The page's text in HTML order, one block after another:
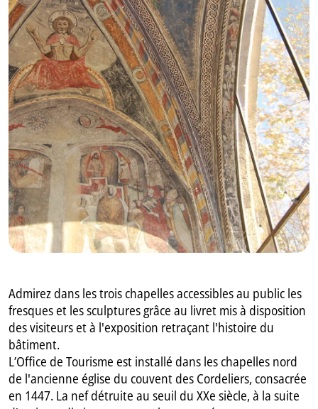
GB
IT
Admirez dans les trois chapelles accessibles au public les
fresques et les sculptures grâce au livret mis à disposition
des visiteurs et à l'exposition retraçant l'histoire du
bâtiment.
L’Office de Tourisme est installé dans les chapelles nord
de l'ancienne église du couvent des Cordeliers, consacrée
en 1447. La nef détruite au seuil du XXe siècle, à la suite